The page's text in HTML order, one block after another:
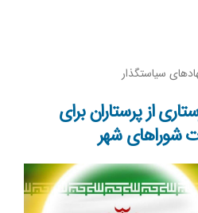
سیاستگذار
از پرستاران برای
شوراهای شهر